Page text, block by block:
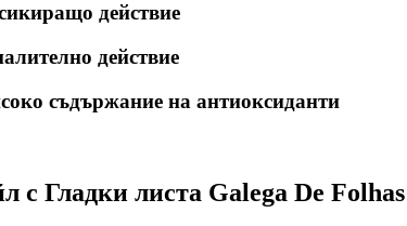
действие
действие
съдържание на антиоксиданти
с Гладки листа Galega De